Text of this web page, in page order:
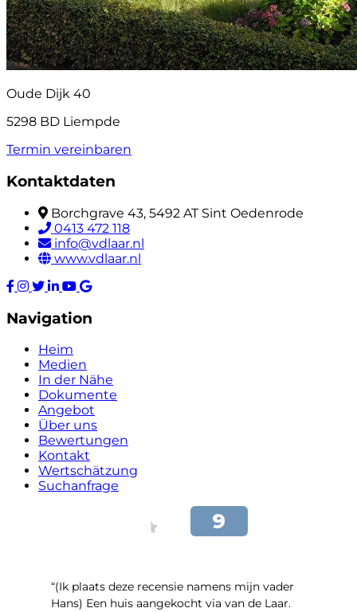
Oude Dijk 40
5298 BD Liempde
Termin vereinbaren
Kontaktdaten
Borchgrave 43, 5492 AT Sint Oedenrode
0413 472 118
info@vdlaar.nl
www.vdlaar.nl
Navigation
Heim
Medien
In der Nähe
Dokumente
Angebot
Über uns
Bewertungen
Kontakt
Wertschätzung
Suchanfrage
“(Ik plaats deze recensie namens mijn vader
Hans) Een huis aangekocht via van de Laar.